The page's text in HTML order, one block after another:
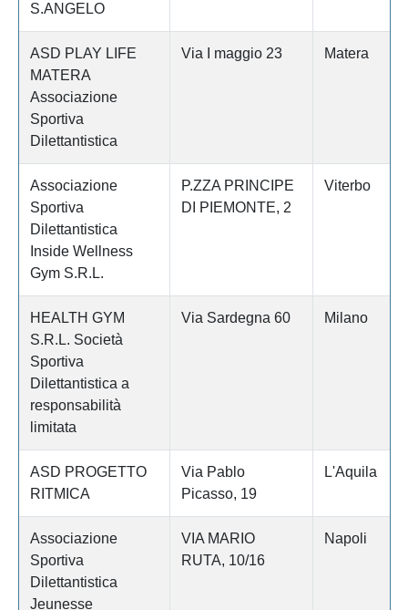
S.ANGELO
ASD PLAY LIFE
MATERA
Associazione
Sportiva
Dilettantistica
Via I maggio 23 Matera
Associazione
Sportiva
Dilettantistica
Inside Wellness
Gym S.R.L.
P.ZZA PRINCIPE
DI PIEMONTE, 2
Viterbo
HEALTH GYM
S.R.L. Società
Sportiva
Dilettantistica a
responsabilità
limitata
Via Sardegna 60 Milano
ASD PROGETTO
RITMICA
Via Pablo
Picasso, 19
L'Aquila
Associazione
Sportiva
Dilettantistica
Jeunesse
VIA MARIO
RUTA, 10/16
Napoli